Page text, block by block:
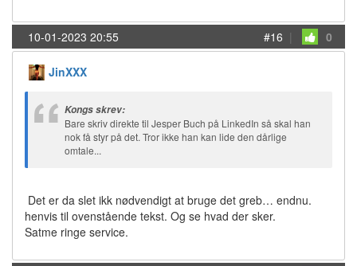
10-01-2023 20:55 #16 | 0
JinXXX
Kongs skrev:
Bare skriv direkte til Jesper Buch på LinkedIn så skal han
nok få styr på det. Tror ikke han kan lide den dårlige
omtale...
Det er da slet ikk nødvendigt at bruge det greb… endnu.
henvis til ovenstående tekst. Og se hvad der sker.
Satme ringe service.